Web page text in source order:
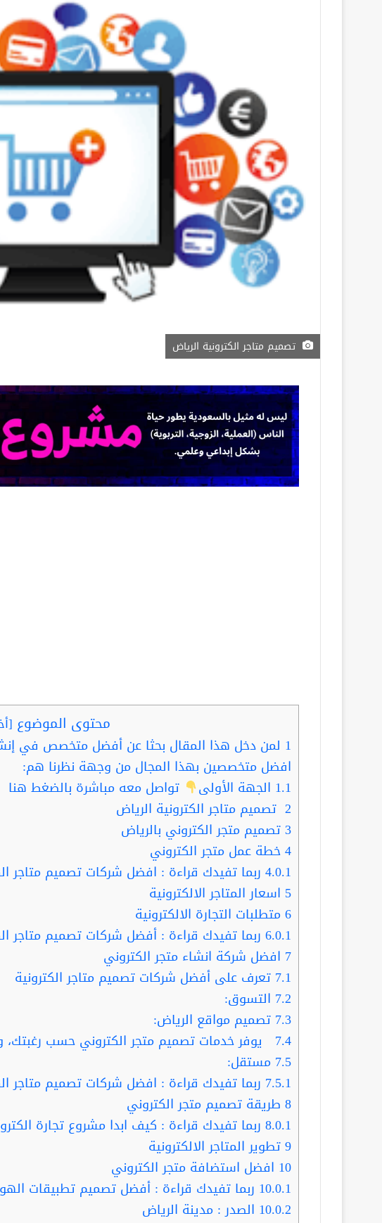
تصميم متاجر الكترونية الرياض
محتوى الموضوع [
1 لمن دخل هذا المقال بحثا عن أفضل متخصص في
افضل متخصصين بهذا المجال من وجهة نظرنا هم:
1.1 الجهة الأولى
تواصل معه مباشرة بالضغط هنا
2 تصميم متاجر الكترونية الرياض
3تصميم متجر الكتروني بالرياض
4خطة عمل متجر الكتروني
4.0.1 ربما تفيدك قراءة : افضل شركات تصميم متاجر
5 اسعار المتاجر الالكترونية
6متطلبات التجارة الالكترونية
6.0.1 ربما تفيدك قراءة : أفضل شركات تصميم متاجر
7 افضل شركة انشاء متجر الكتروني
7.1 تعرف على أفضل شركات تصميم متاجر الكترونية
7.2 التسوق:
7.3 تصميم مواقع الرياض:
7.4 يوفر خدمات تصميم متجر الكتروني حسب رغبتك،
7.5 مستقل:
7.5.1 ربما تفيدك قراءة : افضل شركات تصميم متاجر
8 طريقة تصميم متجر الكتروني
8.0.1 ربما تفيدك قراءة : كيف ابدا مشروع تجارة
9تطوير المتاجر الالكترونية
10 افضل استضافة متجر الكتروني
10.0.1 ربما تفيدك قراءة : أفضل تصميم تطبيقات
10.0.2 الصدر : مدينة الرياض